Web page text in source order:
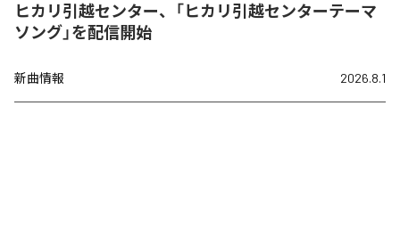
ヒカリ引越センター、「ヒカリ引越センターテーマ
ソング」を配信開始
新曲情報 2026.8.1